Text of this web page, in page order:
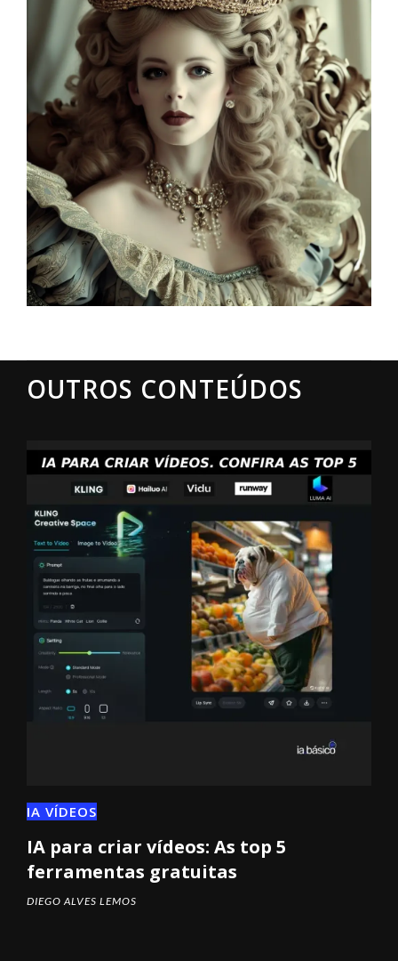
OUTROS CONTEÚDOS
IA VÍDEOS
IA para criar vídeos: As top 5
ferramentas gratuitas
DIEGO ALVES LEMOS